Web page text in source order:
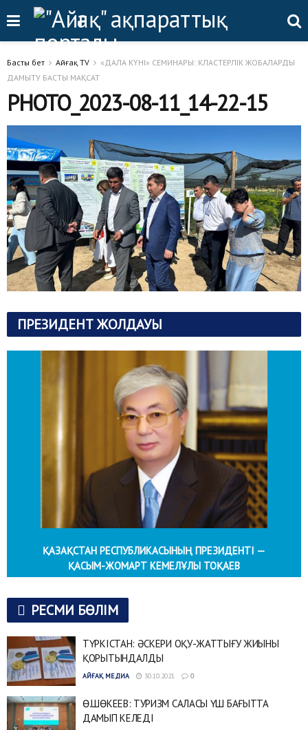
Басты бет Айғақ TV
«ДАЛА КҮНІ» СЕМИНАРЫ: КЛАСТЕРЛІК ЖОБАЛАРДЫ
ДАМЫТУ БАСТЫ МАҚСАТ
PHOTO_2023-08-11_14-22-15
ПРЕЗИДЕНТ ЖОЛДАУЫ
ҚАЗАҚСТАН РЕСПУБЛИКАСЫНЫҢ ПРЕЗИДЕНТІ —
ҚАСЫМ-ЖОМАРТ КЕМЕЛҰЛЫ ТОҚАЕВ
РЕСМИ БӨЛІМ
ТҮРКІСТАН: ӘСКЕРИ ОҚУ-ЖАТТЫҒУ ЖИЫНЫ
ҚОРЫТЫНДАЛДЫ
АЙҒАҚ МЕДИА 30.10.2021 0
Ө.ШӨКЕЕВ: ТУРИЗМ САЛАСЫ ҮШ БАҒЫТТА
ДАМЫП КЕЛЕДІ